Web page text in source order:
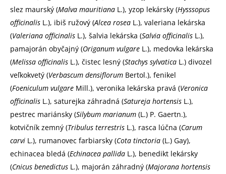
slez maurský (Malva mauritiana L.), yzop lekársky (Hysssopus
officinalis L.), ibiš ružový (Alcea rosea L.), valeriana lekárska
(Valeriana officinalis L.), šalvia lekárska (Salvia officinalis L.),
pamajorán obyčajný (Origanum vulgare L.), medovka lekárska
(Melissa officinalis L.), čistec lesný (Stachys sylvatica L.) divozel
veľkokvetý (Verbascum densiflorum Bertol.), fenikel
(Foeniculum vulgare Mill.), veronika lekárska pravá (Veronica
officinalis L.), saturejka záhradná (Satureja hortensis L.),
pestrec mariánsky (Silybum marianum (L.) P. Gaertn.),
kotvičník zemný (Tribulus terrestris L.), rasca lúčna (Carum
carvi L.), rumanovec farbiarsky (Cota tinctoria (L.) Gay),
echinacea bledá (Echinacea pallida L.), benedikt lekársky
(Cnicus benedictus L.), majorán záhradný (Majorana hortensis